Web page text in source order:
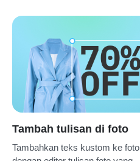
Tambah tulisan di foto
Tambahkan teks kustom ke foto